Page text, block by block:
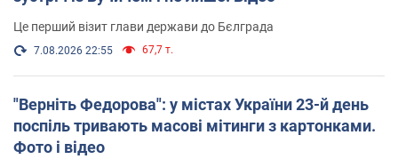
Це перший візит глави держави до Бєлграда
7.08.2026 22:55 67,7 т.
"Верніть Федорова": у містах України 23-й день
поспіль тривають масові мітинги з картонками.
Фото і відео